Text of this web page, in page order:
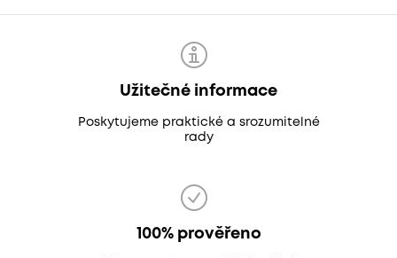
Užitečné informace
Poskytujeme praktické a srozumitelné
rady
100% prověřeno